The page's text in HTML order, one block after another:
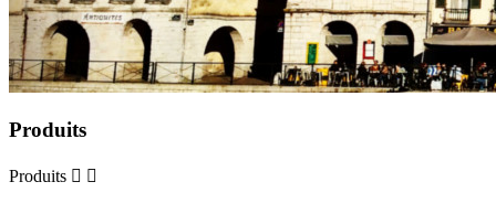
Produits
Produits  